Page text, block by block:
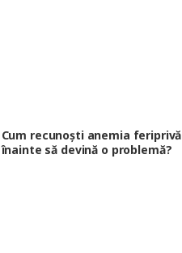
Cum recunoști anemia feriprivă
înainte să devină o problemă?